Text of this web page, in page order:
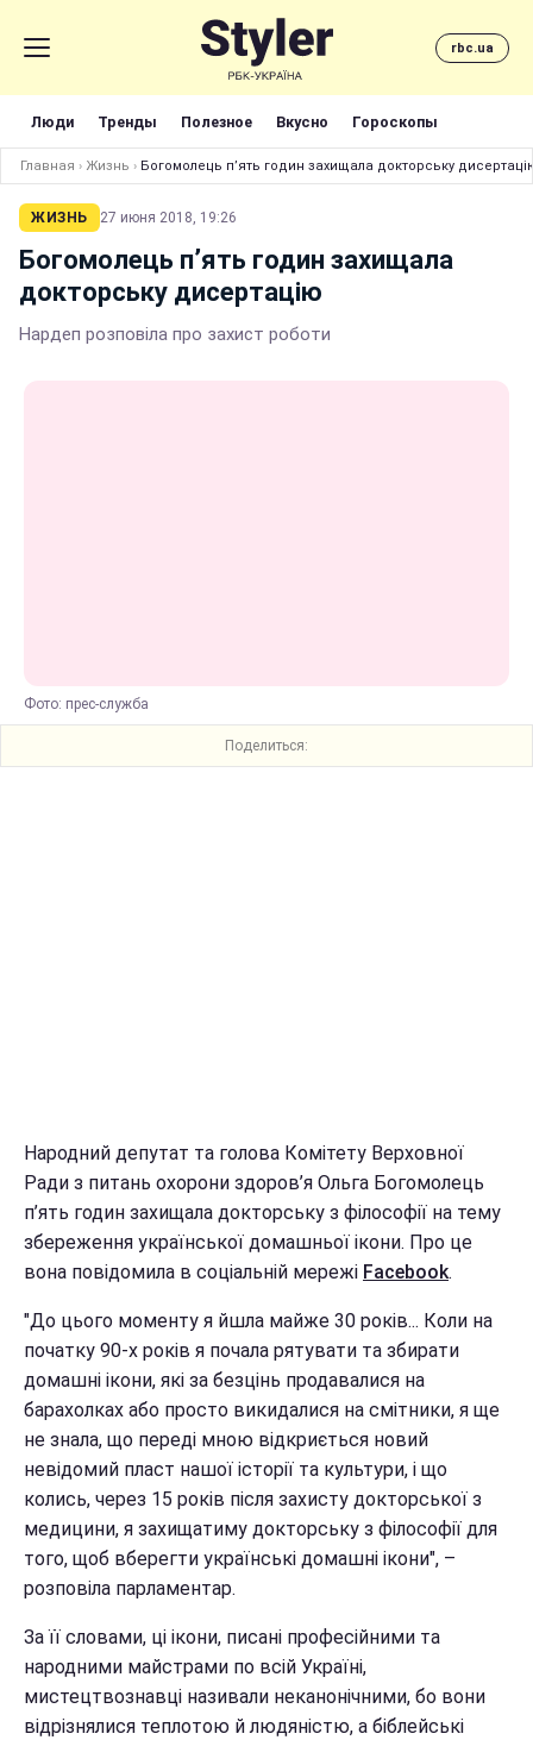
rbc.ua
Люди Тренды Полезное Вкусно Гороскопы
Главная › Жизнь › Богомолець п’ять годин захищала докторську
ЖИЗНЬ 27 июня 2018, 19:26
Богомолець п’ять годин захищала
докторську дисертацію
Нардеп розповіла про захист роботи
Фото: прес-служба
Поделиться:
Народний депутат та голова Комітету Верховної
Ради з питань охорони здоров’я Ольга Богомолець
п’ять годин захищала докторську з філософії на тему
збереження української домашньої ікони. Про це
вона повідомила в соціальній мережі Facebook.
"До цього моменту я йшла майже 30 років... Коли на
початку 90-х років я почала рятувати та збирати
домашні ікони, які за безцінь продавалися на
барахолках або просто викидалися на смітники, я ще
не знала, що переді мною відкриється новий
невідомий пласт нашої історії та культури, і що
колись, через 15 років після захисту докторської з
медицини, я захищатиму докторську з філософії для
того, щоб вберегти українські домашні ікони", –
розповіла парламентар.
За її словами, ці ікони, писані професійними та
народними майстрами по всій Україні,
мистецтвознавці називали неканонічними, бо вони
відрізнялися теплотою й людяністю, а біблейські